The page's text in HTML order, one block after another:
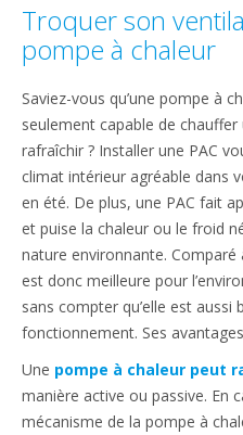
Troquer son
pompe à chaleur
Saviez-vous qu’une pompe à
seulement capable de
rafraîchir ? Installer une PAC
climat intérieur agréable dans
en été. De plus, une PAC fait
et puise la chaleur ou le froid
nature environnante.
est donc meilleure pour
sans compter qu’elle est aussi
fonctionnement. Ses
Une pompe à chaleur peut
manière active ou passive. En
mécanisme de la pompe à